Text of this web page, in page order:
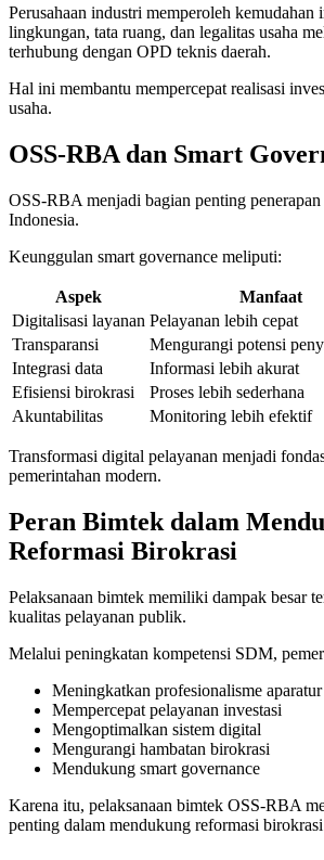
Perusahaan industri memperoleh kemudahan
lingkungan, tata ruang, dan legalitas usaha
terhubung dengan OPD teknis daerah.
Hal ini membantu mempercepat realisasi
usaha.
OSS-RBA dan Smart
OSS-RBA menjadi bagian penting
Indonesia.
Keunggulan smart governance meliputi:
Aspek
Manfaat
Digitalisasi layanan Pelayanan lebih cepat
Transparansi
Mengurangi potensi
Integrasi data
Informasi lebih akurat
Efisiensi birokrasi
Proses lebih sederhana
Akuntabilitas
Monitoring lebih efektif
Transformasi digital pelayanan menjadi
pemerintahan modern.
Peran Bimtek dalam
Reformasi Birokrasi
Pelaksanaan bimtek memiliki dampak besar
kualitas pelayanan publik.
Melalui peningkatan kompetensi SDM,
Meningkatkan profesionalisme aparatur
Mempercepat pelayanan investasi
Mengoptimalkan sistem digital
Mengurangi hambatan birokrasi
Mendukung smart governance
Karena itu, pelaksanaan bimtek OSS-RBA
penting dalam mendukung reformasi birokrasi